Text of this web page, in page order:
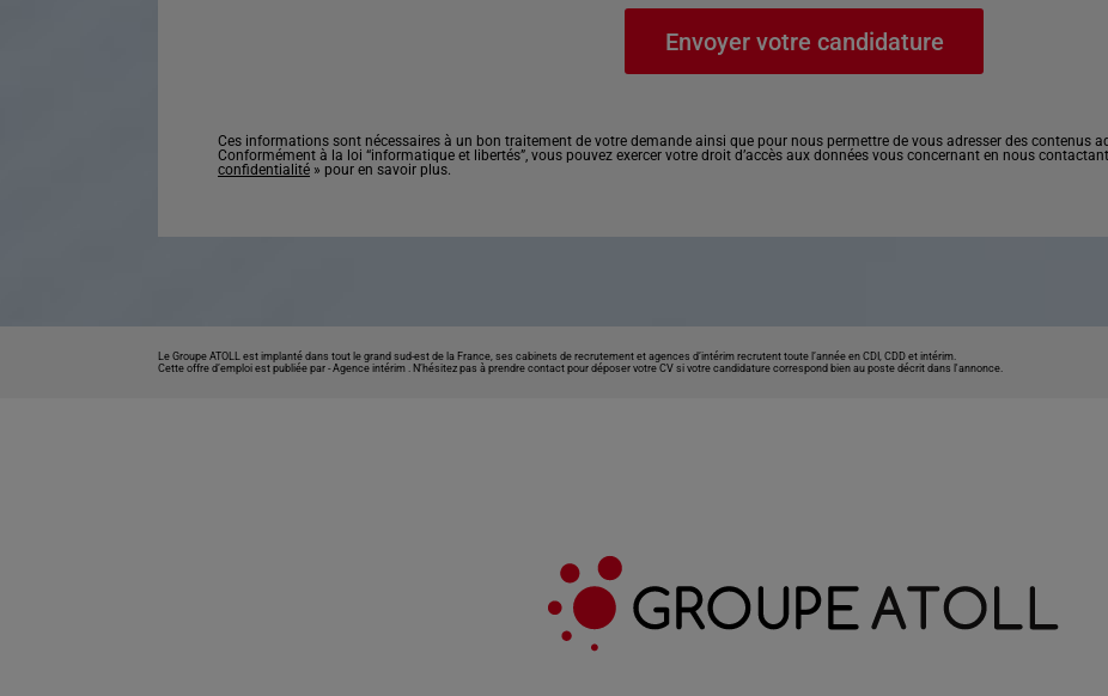
Ces informations sont nécessaires à un bon traitement de votre demande ainsi que pour nous permettre de vous adresser des contenus
Conformément à la loi “informatique et libertés”, vous pouvez exercer votre droit d’accès aux données vous concernant en nous
confidentialité » pour en savoir plus.
Le Groupe ATOLL est implanté dans tout le grand sud-est de la France, ses cabinets de recrutement et agences d’intérim recrutent toute l’année en CDI, CDD et intérim.
Cette offre d’emploi est publiée par -Agence intérim . N’hésitez pas à prendre contact pour déposer votre CV si votre candidature correspond bien au poste décrit dans l'annonce.